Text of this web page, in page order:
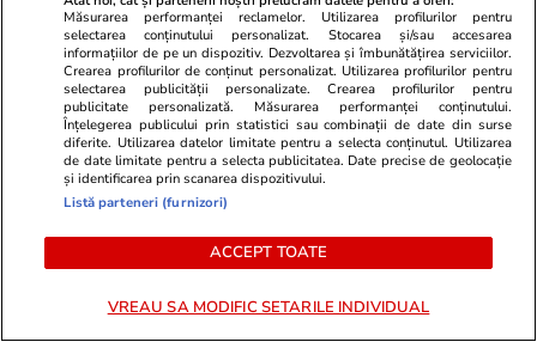
Cum se face cafeaua la presa
franceză – cum funcționează și
care sunt avantajele
Lifestyle
Combinaţii răcoritoare de apă
Măsurarea performanței reclamelor. Utilizarea profilurilor pentru
selectarea conținutului personalizat. Stocarea și/sau accesarea
informațiilor de pe un dispozitiv. Dezvoltarea și îmbunătățirea serviciilor.
Crearea profilurilor de conținut personalizat. Utilizarea profilurilor pentru
selectarea publicității personalizate. Crearea profilurilor pentru
publicitate personalizată. Măsurarea performanței conținutului.
Înțelegerea publicului prin statistici sau combinații de date din surse
diferite. Utilizarea datelor limitate pentru a selecta conținutul. Utilizarea
de date limitate pentru a selecta publicitatea. Date precise de geolocație
și identificarea prin scanarea dispozitivului.
Listă parteneri (furnizori)
ACCEPT TOATE
VREAU SA MODIFIC SETARILE INDIVIDUAL